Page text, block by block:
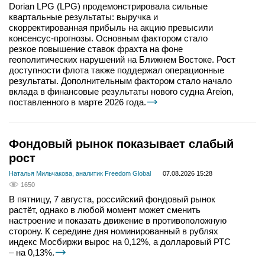
Dorian LPG (LPG) продемонстрировала сильные
квартальные результаты: выручка и
скорректированная прибыль на акцию превысили
консенсус-прогнозы. Основным фактором стало
резкое повышение ставок фрахта на фоне
геополитических нарушений на Ближнем Востоке. Рост
доступности флота также поддержал операционные
результаты. Дополнительным фактором стало начало
вклада в финансовые результаты нового судна Areion,
поставленного в марте 2026 года.
Фондовый рынок показывает слабый
рост
Наталья Мильчакова, аналитик Freedom Global
07.08.2026 15:28
1650
В пятницу, 7 августа, российский фондовый рынок
растёт, однако в любой момент может сменить
настроение и показать движение в противоположную
сторону. К середине дня номинированный в рублях
индекс Мосбиржи вырос на 0,12%, а долларовый РТС
– на 0,13%.